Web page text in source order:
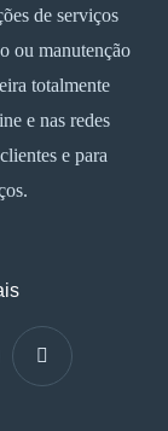
de serviços
ou manutenção
totalmente
e nas redes
e para